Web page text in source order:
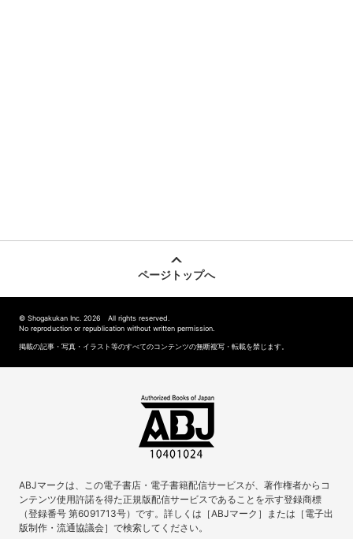
ページトップへ
© Shogakukan Inc. 2026 All rights reserved.
No reproduction or republication without written permission.
掲載の記事・写真・イラスト等のすべてのコンテンツの無断複写・転載を禁じます。
ABJマークは、この電子書店・電子書籍配信サービスが、著作権者からコ
ンテンツ使用許諾を得た正規版配信サービスであることを示す登録商標
（登録番号 第6091713号）です。詳しくは［ABJマーク］または［電子出
版制作・流通協議会］で検索してください。